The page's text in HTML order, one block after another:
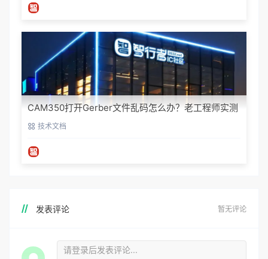
CAM350打开Gerber文件乱码怎么办？老工程师实测
避坑指南
技术文档
发表评论 暂无评论